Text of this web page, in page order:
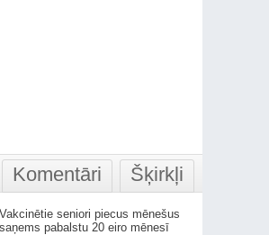
Komentāri Šķirkļi
Vakcinētie seniori piecus mēnešus
saņems pabalstu 20 eiro mēnesī